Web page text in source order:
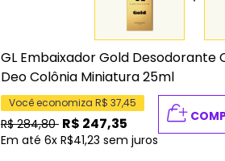
GL Embaixador Gold Desodorante
Deo Colônia Miniatura 25ml
Você economiza R$ 37,45
R$284,80 R$ 247,35
Em até 6x R$41,23 sem juros